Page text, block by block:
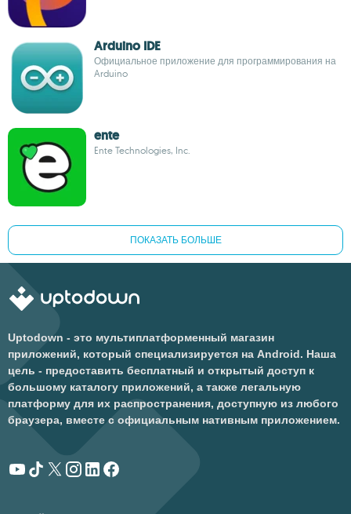
Arduino IDE
Официальное приложение для программирования на
Arduino
ente
Ente Technologies, Inc.
ПОКАЗАТЬ БОЛЬШЕ
Uptodown - это мультиплатформенный магазин
приложений, который специализируется на Android. Наша
цель - предоставить бесплатный и открытый доступ к
большому каталогу приложений, а также легальную
платформу для их распространения, доступную из любого
браузера, вместе с официальным нативным приложением.